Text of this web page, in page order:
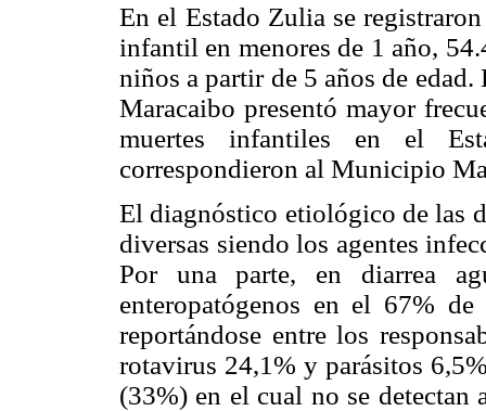
En el Estado Zulia se
infantil en menores de 1 año,
niños a partir de 5 años de
Maracaibo presentó mayor
muertes infantiles en el
correspondieron al Municipio
El diagnóstico etiológico de las
diversas siendo los agentes
Por una parte, en diarrea
enteropatógenos en el 67%
reportándose entre los
rotavirus 24,1% y parásitos
(33%) en el cual no se detectan